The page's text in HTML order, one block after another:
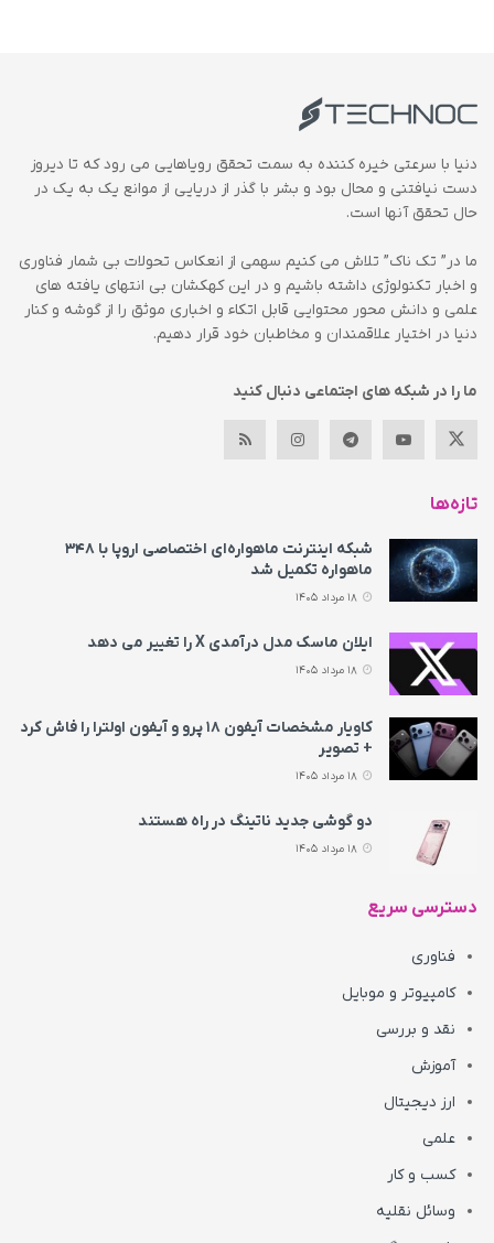
دنیا با سرعتی خیره کننده به سمت تحقق رویاهایی می رود که تا دیروز
دست نیافتنی و محال بود و بشر با گذر از دریایی از موانع یک به یک در
حال تحقق آنها است.
ما در” تک ناک” تلاش می کنیم سهمی از انعکاس تحولات بی شمار فناوری
و اخبار تکنولوژی داشته باشیم و در این کهکشان بی انتهای یافته های
علمی و دانش محور محتوایی قابل اتکاء و اخباری موثق را از گوشه و کنار
دنیا در اختیار علاقمندان و مخاطبان خود قرار دهیم.
ما را در شبکه های اجتماعی دنبال کنید
تازه‌ها
شبکه اینترنت ماهواره‌ای اختصاصی اروپا با ۳۴۸
ماهواره تکمیل شد
ایلان ماسک مدل درآمدی X را تغییر می‌ دهد
کاویار مشخصات آیفون ۱۸ پرو و آیفون اولترا را فاش کرد
+ تصویر
دو گوشی جدید ناتینگ در راه هستند
دسترسی سریع
فناوری
کامپیوتر و موبایل
نقد و بررسی
آموزش
ارز دیجیتال
علمی
کسب و کار
وسائل نقلیه